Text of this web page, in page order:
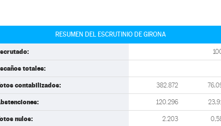
RESUMEN DEL ESCRUTINIO DE GIRONA
totales:
contabilizados: 382.872
120.296
nulos: 2.203